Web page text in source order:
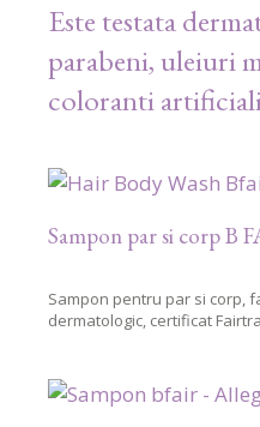
Este testata
parabeni, uleiuri
coloranti
Sampon par si corp B
Sampon pentru par si corp,
dermatologic, certificat